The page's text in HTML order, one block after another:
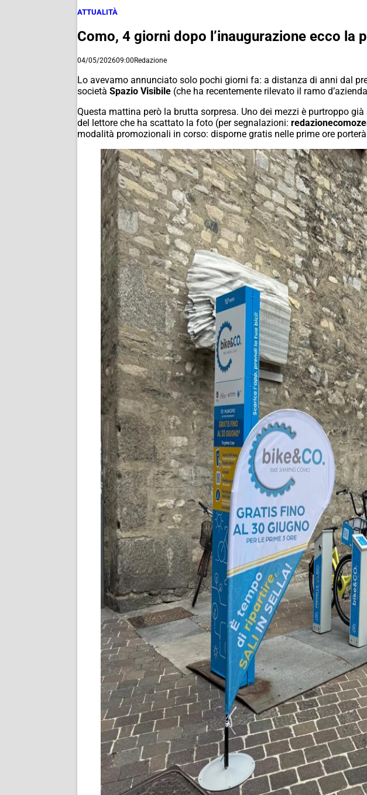
ATTUALITÀ
Como, 4 giorni dopo l’inaugurazione ecco
04/05/202609:00Redazione
Lo avevamo annunciato solo pochi giorni fa: a distanza di anni dal
società Spazio Visibile (che ha recentemente rilevato il ramo
Questa mattina però la brutta sorpresa. Uno dei mezzi è purtroppo
del lettore che ha scattato la foto (per segnalazioni:
modalità promozionali in corso: disporne gratis nelle prime ore porterà